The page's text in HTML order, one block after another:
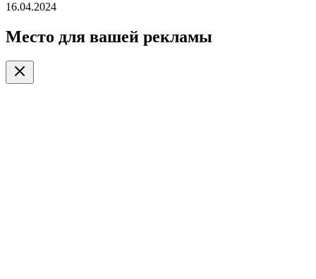
16.04.2024
Место для вашей рекламы